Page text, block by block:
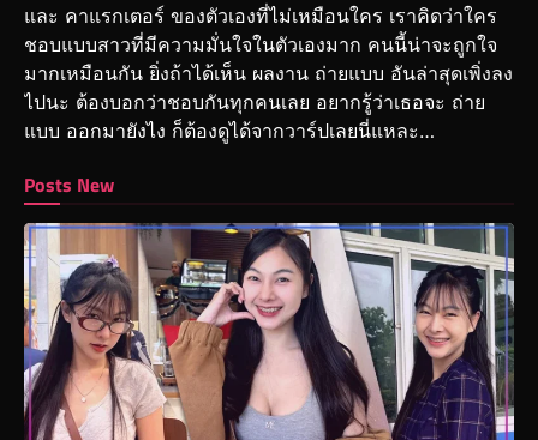
และ คาแรกเตอร์ ของตัวเองที่ไม่เหมือนใคร เราคิดว่าใคร
ชอบแบบสาวที่มีความมั่นใจในตัวเองมาก คนนี้น่าจะถูกใจ
มากเหมือนกัน ยิ่งถ้าได้เห็น ผลงาน ถ่ายแบบ อันล่าสุดเพิ่งลง
ไปนะ ต้องบอกว่าชอบกันทุกคนเลย อยากรู้ว่าเธอจะ ถ่าย
แบบ ออกมายังไง ก็ต้องดูได้จากวาร์ปเลยนี่แหละ…
Posts New